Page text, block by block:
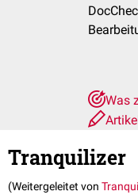
Was
Tranquilizer
(Weitergeleitet von